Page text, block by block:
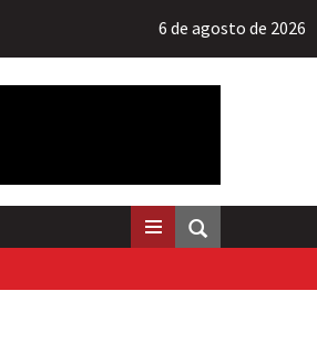
6 de agosto de 2026